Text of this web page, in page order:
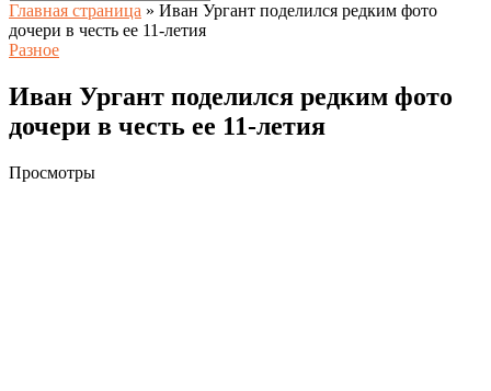
Главная страница » Иван Ургант поделился редким фото
дочери в честь ее 11-летия
Разное
Иван Ургант поделился редким фото
дочери в честь ее 11-летия
Просмотры